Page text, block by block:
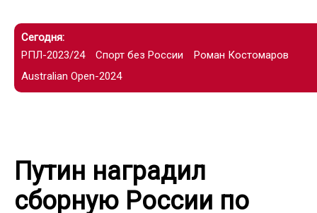
Сегодня:
РПЛ-2023/24
Спорт без России
Роман Костомаров
Australian Open-2024
Путин наградил
сборную России по